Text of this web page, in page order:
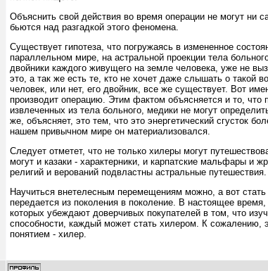
Объяснить свой действия во время операции не могут ни
бьются над разгадкой этого феномена.
Существует гипотеза, что погружаясь в измененное
параллельном мире, на астральной проекции тела
двойники каждого живущего на земле человека, уже не
это, а так же есть те, кто не хочет даже слышать о такой
человек, или нет, его двойник, все же существует. Вот
производит операцию. Этим фактом объясняется и то, что
извлеченных из тела больного, медики не могут
же, объясняет, это тем, что это энергетический сгусток
нашем привычном мире он материализовался.
Следует отметет, что не только хилеры могут
могут и казаки - характерники, и карпатские мальфары и
религий и верований подвластны астральные путешествия.
Научиться внетелесным перемещениям можно, а вот
передается из поколения в поколение. В настоящее
которых убеждают доверчивых покупателей в том, что
способности, каждый может стать хилером. К сожалению,
понятием - хилер.